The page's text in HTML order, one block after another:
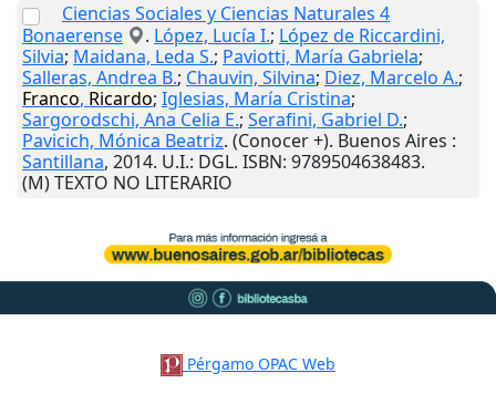
Ciencias Sociales y Ciencias Naturales 4
Bonaerense
. López, Lucía I.; López de Riccardini,
Silvia; Maidana, Leda S.; Paviotti, María Gabriela;
Salleras, Andrea B.; Chauvin, Silvina; Diez, Marcelo A.;
Franco, Ricardo; Iglesias, María Cristina;
Sargorodschi, Ana Celia E.; Serafini, Gabriel D.;
Pavicich, Mónica Beatriz. (Conocer +). Buenos Aires :
Santillana, 2014. U.I.: DGL. ISBN: 9789504638483.
(M) TEXTO NO LITERARIO
Pérgamo OPAC Web